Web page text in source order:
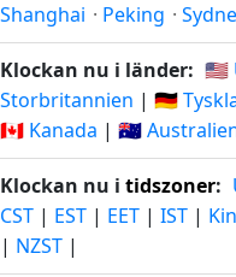
Shanghai · Peking ·
Klockan nu i länder: 🇺🇸
Storbritannien | 🇩🇪
🇨🇦 Kanada | 🇦🇺
Klockan nu i tidszoner:
CST | EST | EET | IST |
| NZST |